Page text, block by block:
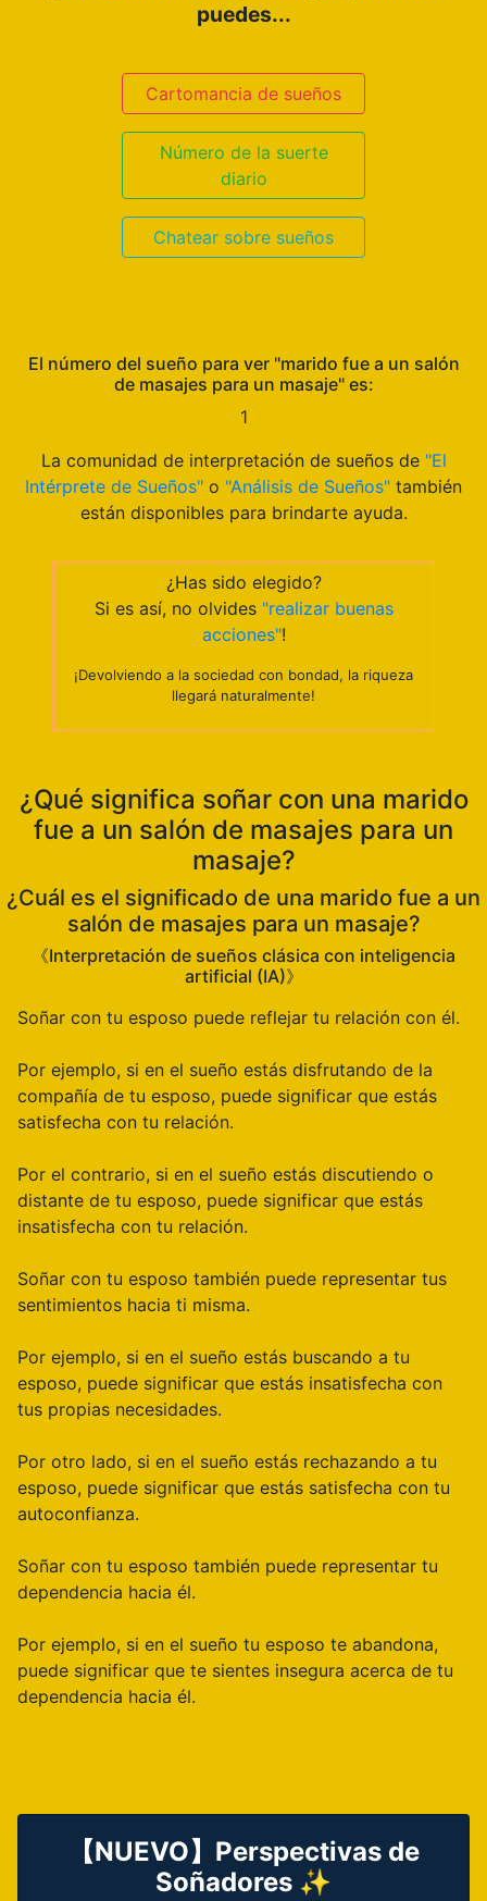
puedes...
Cartomancia de sueños
Número de la suerte
diario
Chatear sobre sueños
El número del sueño para ver "marido fue a un salón
de masajes para un masaje" es:
1
La comunidad de interpretación de sueños de "El
Intérprete de Sueños" o "Análisis de Sueños" también
están disponibles para brindarte ayuda.
¿Has sido elegido?
Si es así, no olvides "realizar buenas
acciones"!
¡Devolviendo a la sociedad con bondad, la riqueza
llegará naturalmente!
¿Qué significa soñar con una marido
fue a un salón de masajes para un
masaje?
¿Cuál es el significado de una marido fue a un
salón de masajes para un masaje?
《Interpretación de sueños clásica con inteligencia
artificial (IA)》
Soñar con tu esposo puede reflejar tu relación con él.
Por ejemplo, si en el sueño estás disfrutando de la
compañía de tu esposo, puede significar que estás
satisfecha con tu relación.
Por el contrario, si en el sueño estás discutiendo o
distante de tu esposo, puede significar que estás
insatisfecha con tu relación.
Soñar con tu esposo también puede representar tus
sentimientos hacia ti misma.
Por ejemplo, si en el sueño estás buscando a tu
esposo, puede significar que estás insatisfecha con
tus propias necesidades.
Por otro lado, si en el sueño estás rechazando a tu
esposo, puede significar que estás satisfecha con tu
autoconfianza.
Soñar con tu esposo también puede representar tu
dependencia hacia él.
Por ejemplo, si en el sueño tu esposo te abandona,
puede significar que te sientes insegura acerca de tu
dependencia hacia él.
【NUEVO】Perspectivas de
Soñadores ✨